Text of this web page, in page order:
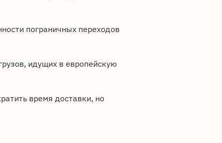
пограничных переходов
идущих в европейскую
время доставки, но